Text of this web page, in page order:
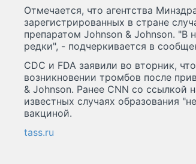
Отмечается, что агентства
зарегистрированных в стране
препаратом Johnson & Johnson.
редки", - подчеркивается в
CDC и FDA заявили во вторник,
возникновении тромбов после
& Johnson. Ранее CNN со ссылкой
известных случаях образования
вакциной.
tass.ru